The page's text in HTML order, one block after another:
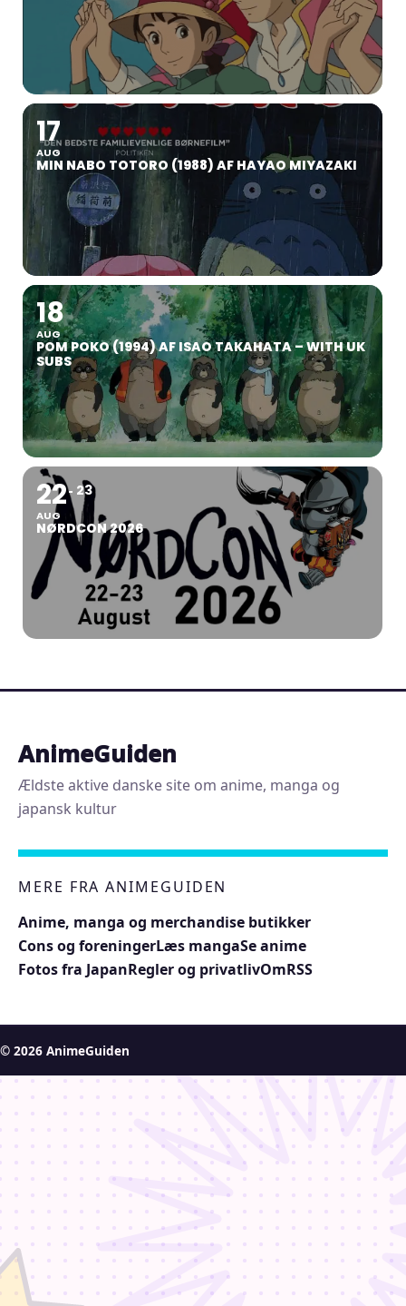
17
AUG
MIN NABO TOTORO (1988) AF HAYAO MIYAZAKI
18
AUG
POM POKO (1994) AF ISAO TAKAHATA – WITH UK
SUBS
22
AUG
23
NØRDCON 2026
AnimeGuiden
Ældste aktive danske site om anime, manga og
japansk kultur
MERE FRA ANIMEGUIDEN
Anime, manga og merchandise butikker
Cons og foreningerLæs mangaSe anime
Fotos fra JapanRegler og privatlivOmRSS
© 2026 AnimeGuiden